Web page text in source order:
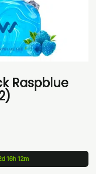
Raspblue
16h 12m